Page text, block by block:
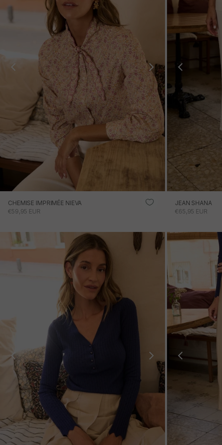
CHEMISE IMPRIMÉE NIEVA
PRIX PROMOTIONNEL
€59,95 EUR
JEAN SHANA
PRIX
€65,95 EUR